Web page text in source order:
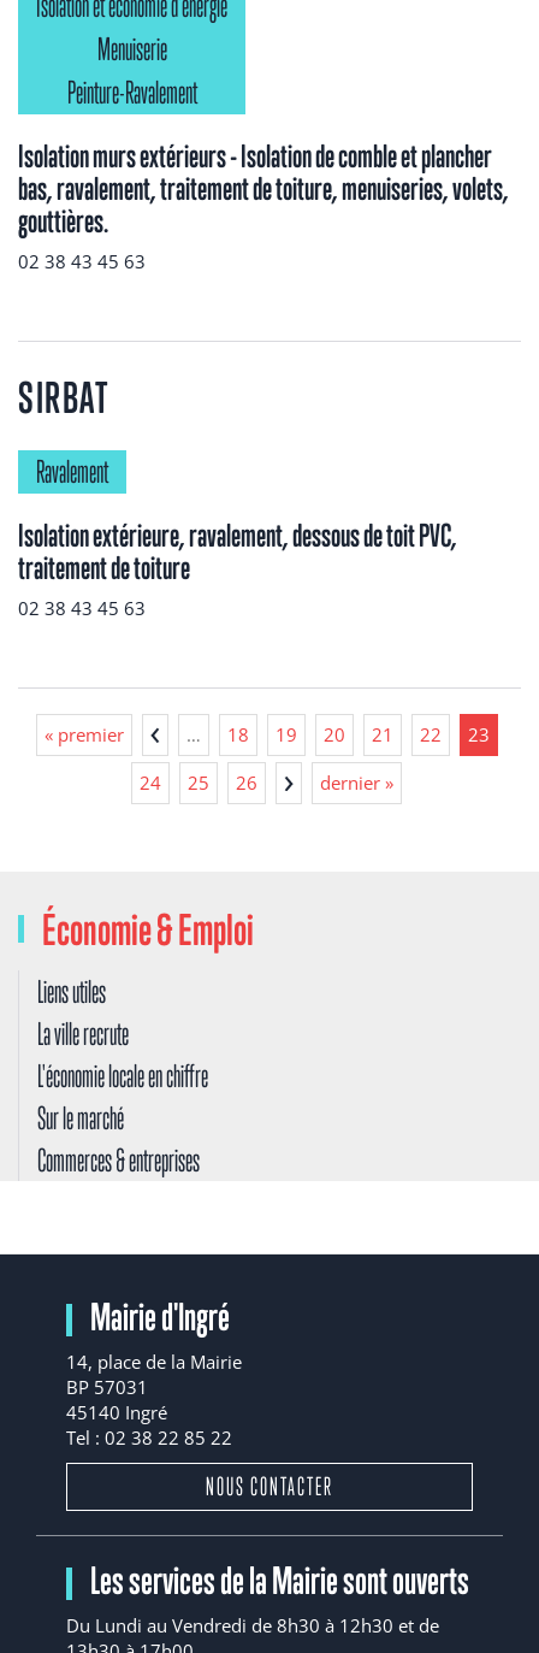
Menuiserie
Peinture-Ravalement
Isolation murs extérieurs - Isolation de comble et plancher
bas, ravalement, traitement de toiture, menuiseries, volets,
gouttières.
02 38 43 45 63
SIRBAT
Ravalement
Isolation extérieure, ravalement, dessous de toit PVC,
traitement de toiture
02 38 43 45 63
« premier … 18 19 20 21 22
23
24
25 26 dernier »
Économie & Emploi
Liens utiles
La ville recrute
L'économie locale en chiffre
Sur le marché
Commerces & entreprises
Mairie d'Ingré
14, place de la Mairie
BP 57031
45140 Ingré
Tel : 02 38 22 85 22
NOUS CONTACTER
Les services de la Mairie sont ouverts
Du Lundi au Vendredi de 8h30 à 12h30 et de